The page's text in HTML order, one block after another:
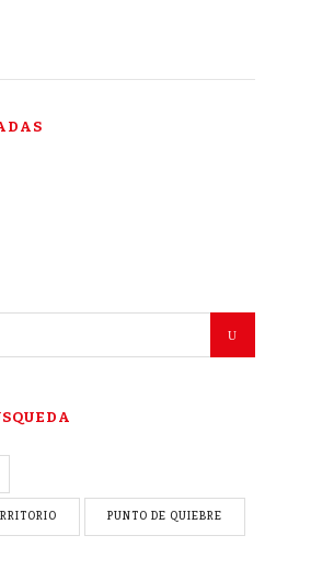
PUNTO DE QUIEBRE